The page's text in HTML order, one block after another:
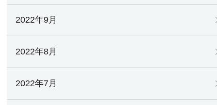
2022年9月
2022年8月
2022年7月